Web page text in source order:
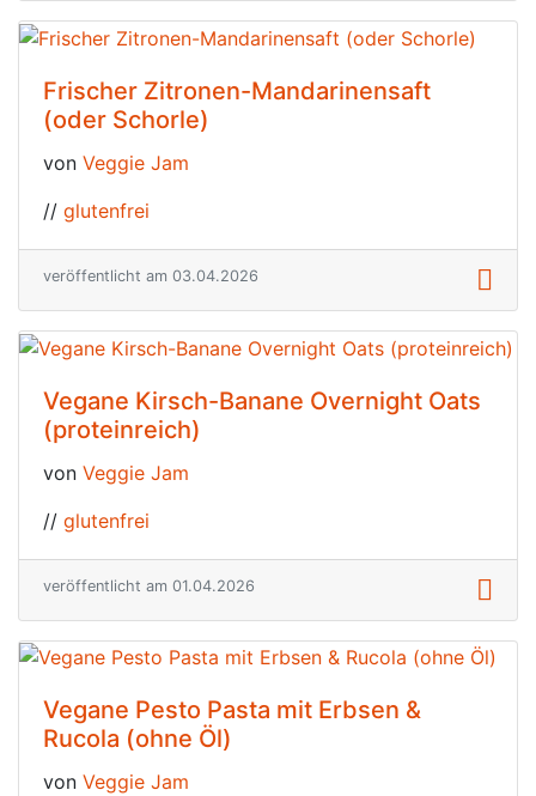
Frischer Zitronen-Mandarinensaft
(oder Schorle)
von Veggie Jam
// glutenfrei
veröffentlicht am 03.04.2026
Vegane Kirsch-Banane Overnight Oats
(proteinreich)
von Veggie Jam
// glutenfrei
veröffentlicht am 01.04.2026
Vegane Pesto Pasta mit Erbsen &
Rucola (ohne Öl)
von Veggie Jam